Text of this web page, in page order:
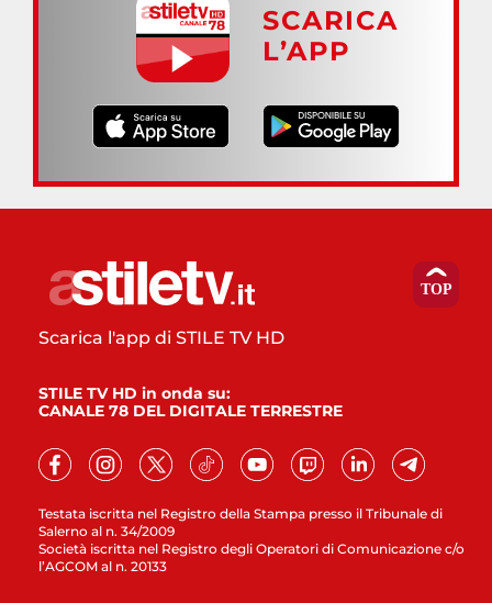
SCARICA
L’APP
Testata iscritta nel Registro della Stampa presso il Tribunale di
Salerno al n. 34/2009
Società iscritta nel Registro degli Operatori di Comunicazione c/o
l’AGCOM al n. 20133
Scarica l'app di STILE TV HD
STILE TV HD in onda su:
CANALE 78 DEL DIGITALE TERRESTRE